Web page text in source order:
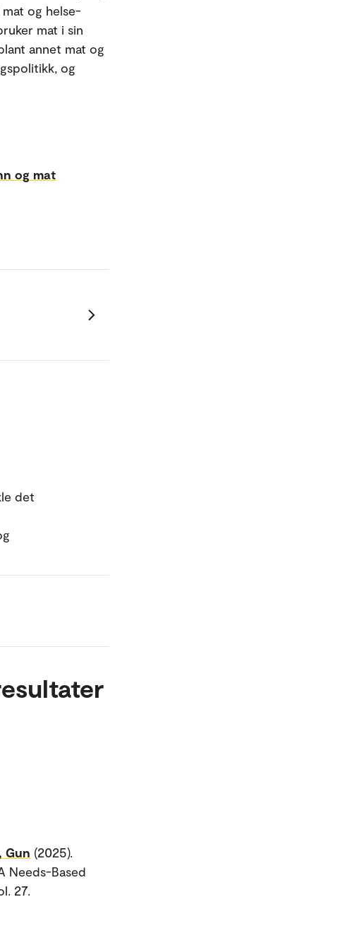
og helse-
mat i sin
annet mat og
og
og mat
det
Gun (2025).
Needs-Based
27.